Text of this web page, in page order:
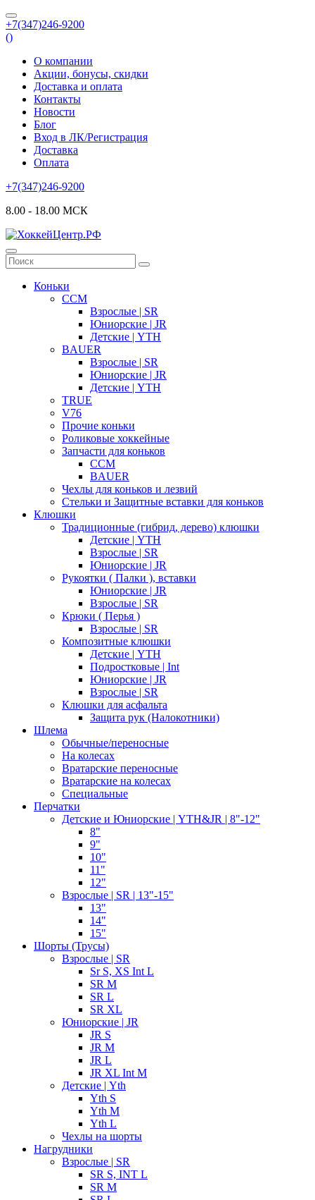
+7(347)246-9200
()
О компании
Акции, бонусы, скидки
Доставка и оплата
Контакты
Новости
Блог
Вход в ЛК/Регистрация
Доставка
Оплата
+7(347)246-9200
8.00 - 18.00 МСК
Коньки
CCM
Взрослые | SR
Юниорские | JR
Детские | YTH
BAUER
Взрослые | SR
Юниорские | JR
Детские | YTH
TRUE
V76
Прочие коньки
Роликовые хоккейные
Запчасти для коньков
CCM
BAUER
Чехлы для коньков и лезвий
Стельки и Защитные вставки для коньков
Клюшки
Традиционные (гибрид, дерево) клюшки
Детские | YTH
Взрослые | SR
Юниорские | JR
Рукоятки ( Палки ), вставки
Юниорские | JR
Взрослые | SR
Крюки ( Перья )
Взрослые | SR
Композитные клюшки
Детские | YTH
Подростковые | Int
Юниорские | JR
Взрослые | SR
Клюшки для асфальта
Защита рук (Налокотники)
Шлема
Обычные/переносные
На колесах
Вратарские переносные
Вратарские на колесах
Специальные
Перчатки
Детские и Юниорские | YTH&JR | 8"-12"
8"
9"
10"
11"
12"
Взрослые | SR | 13"-15"
13"
14"
15"
Шорты (Трусы)
Взрослые | SR
Sr S, XS Int L
SR M
SR L
SR XL
Юниорские | JR
JR S
JR M
JR L
JR XL Int M
Детские | Yth
Yth S
Yth M
Yth L
Чехлы на шорты
Нагрудники
Взрослые | SR
SR S, INT L
SR M